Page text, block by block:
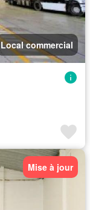
Local commercial
Mise à jour